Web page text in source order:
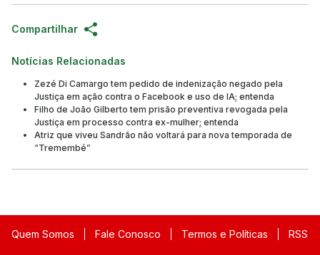
Compartilhar
Notícias Relacionadas
Zezé Di Camargo tem pedido de indenização negado pela
Justiça em ação contra o Facebook e uso de IA; entenda
Filho de João Gilberto tem prisão preventiva revogada pela
Justiça em processo contra ex-mulher; entenda
Atriz que viveu Sandrão não voltará para nova temporada de
“Tremembé”
Quem Somos Fale Conosco Termos e Políticas RSS